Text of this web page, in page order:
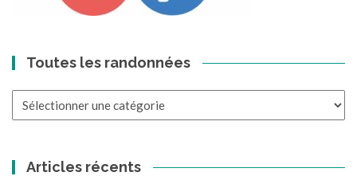
Toutes les randonnées
Articles récents